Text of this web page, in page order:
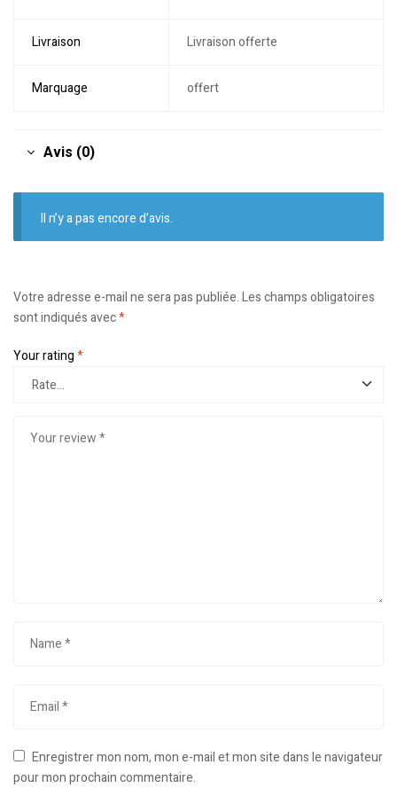
Livraison Livraison offerte
Marquage offert
Avis (0)
Il n’y a pas encore d’avis.
Votre adresse e-mail ne sera pas publiée.Les champs obligatoires
sont indiqués avec*
Your rating*
Enregistrer mon nom, mon e-mail et mon site dans le navigateur
pour mon prochain commentaire.